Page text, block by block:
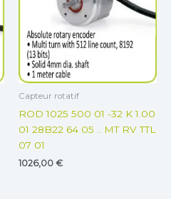
Capteur rotatif
ROD 1025 500 01 -32 K 1.00
01 28B22 64 05 .. MT RV TTL
07 01
1026,00 €